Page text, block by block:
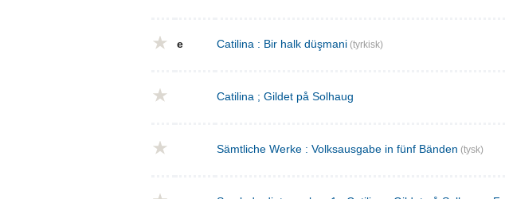
e Catilina : Bir halk düşmani (tyrkisk)
Catilina ; Gildet på Solhaug
Sämtliche Werke : Volksausgabe in fünf Bänden (tysk)